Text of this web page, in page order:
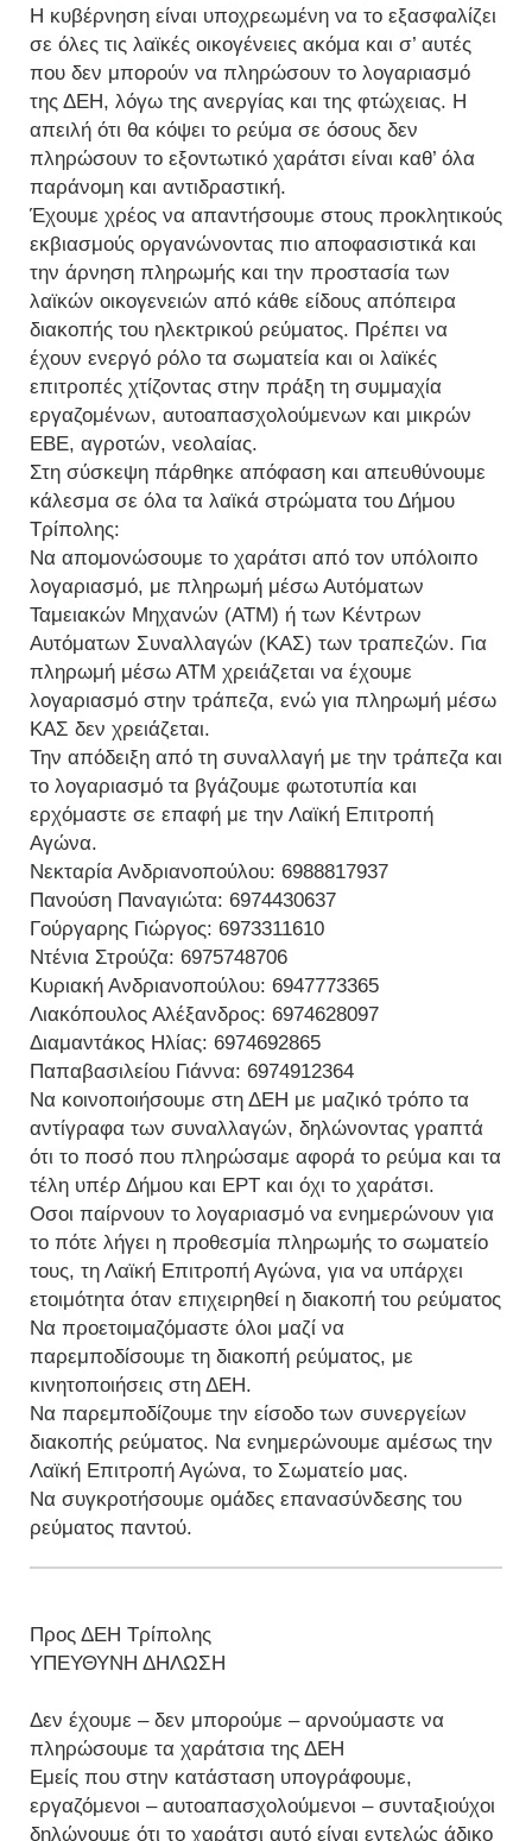
Η κυβέρνηση είναι υποχρεωμένη να το εξασφαλίζει
σε όλες τις λαϊκές οικογένειες ακόμα και σ’ αυτές
που δεν μπορούν να πληρώσουν το λογαριασμό
της ΔΕΗ, λόγω της ανεργίας και της φτώχειας. Η
απειλή ότι θα κόψει το ρεύμα σε όσους δεν
πληρώσουν το εξοντωτικό χαράτσι είναι καθ’ όλα
παράνομη και αντιδραστική.
Έχουμε χρέος να απαντήσουμε στους προκλητικούς
εκβιασμούς οργανώνοντας πιο αποφασιστικά και
την άρνηση πληρωμής και την προστασία των
λαϊκών οικογενειών από κάθε είδους απόπειρα
διακοπής του ηλεκτρικού ρεύματος. Πρέπει να
έχουν ενεργό ρόλο τα σωματεία και οι λαϊκές
επιτροπές χτίζοντας στην πράξη τη συμμαχία
εργαζομένων, αυτοαπασχολούμενων και μικρών
ΕΒΕ, αγροτών, νεολαίας.
Στη σύσκεψη πάρθηκε απόφαση και απευθύνουμε
κάλεσμα σε όλα τα λαϊκά στρώματα του Δήμου
Τρίπολης:
Να απομονώσουμε το χαράτσι από τον υπόλοιπο
λογαριασμό, με πληρωμή μέσω Αυτόματων
Ταμειακών Μηχανών (ΑΤΜ) ή των Κέντρων
Αυτόματων Συναλλαγών (ΚΑΣ) των τραπεζών. Για
πληρωμή μέσω ΑΤΜ χρειάζεται να έχουμε
λογαριασμό στην τράπεζα, ενώ για πληρωμή μέσω
ΚΑΣ δεν χρειάζεται.
Την απόδειξη από τη συναλλαγή με την τράπεζα και
το λογαριασμό τα βγάζουμε φωτοτυπία και
ερχόμαστε σε επαφή με την Λαϊκή Επιτροπή
Αγώνα.
Νεκταρία Ανδριανοπούλου: 6988817937
Πανούση Παναγιώτα: 6974430637
Γούργαρης Γιώργος: 6973311610
Ντένια Στρούζα: 6975748706
Κυριακή Ανδριανοπούλου: 6947773365
Λιακόπουλος Αλέξανδρος: 6974628097
Διαμαντάκος Ηλίας: 6974692865
Παπαβασιλείου Γιάννα: 6974912364
Να κοινοποιήσουμε στη ΔΕΗ με μαζικό τρόπο τα
αντίγραφα των συναλλαγών, δηλώνοντας γραπτά
ότι το ποσό που πληρώσαμε αφορά το ρεύμα και τα
τέλη υπέρ Δήμου και ΕΡΤ και όχι το χαράτσι.
Οσοι παίρνουν το λογαριασμό να ενημερώνουν για
το πότε λήγει η προθεσμία πληρωμής το σωματείο
τους, τη Λαϊκή Επιτροπή Αγώνα, για να υπάρχει
ετοιμότητα όταν επιχειρηθεί η διακοπή του ρεύματος
Να προετοιμαζόμαστε όλοι μαζί να
παρεμποδίσουμε τη διακοπή ρεύματος, με
κινητοποιήσεις στη ΔΕΗ.
Να παρεμποδίζουμε την είσοδο των συνεργείων
διακοπής ρεύματος. Να ενημερώνουμε αμέσως την
Λαϊκή Επιτροπή Αγώνα, το Σωματείο μας.
Να συγκροτήσουμε ομάδες επανασύνδεσης του
ρεύματος παντού.
Προς ΔΕΗ Τρίπολης
ΥΠΕΥΘΥΝΗ ΔΗΛΩΣΗ
Δεν έχουμε – δεν μπορούμε – αρνούμαστε να
πληρώσουμε τα χαράτσια της ΔΕΗ
Εμείς που στην κατάσταση υπογράφουμε,
εργαζόμενοι – αυτοαπασχολούμενοι – συνταξιούχοι
δηλώνουμε ότι το χαράτσι αυτό είναι εντελώς άδικο